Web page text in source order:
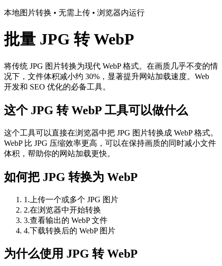
本地图片转换 • 无需上传 • 浏览器内运行
批量 JPG 转 WebP
将传统 JPG 图片转换为现代 WebP 格式。在画质几乎不变的情
况下，文件体积减小约 30%，显著提升网站加载速度。Web
开发和 SEO 优化的必备工具。
这个 JPG 转 WebP 工具可以做什么
这个工具可以直接在浏览器中把 JPG 图片转换成 WebP 格式。
WebP 比 JPG 压缩效率更高，可以在保持画质的同时减小文件
体积，帮助你的网站加载更快。
如何把 JPG 转换为 WebP
1 . 上传一个或多个 JPG 图片
2.在浏览器中开始转换
3.查看输出的 WebP 文件
4.下载转换后的 WebP 图片
为什么使用 JPG 转 WebP